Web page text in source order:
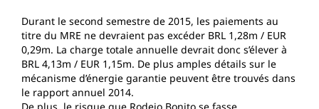
Durant le second semestre de 2015, les paiements au
titre du MRE ne devraient pas excéder BRL 1,28m / EUR
0,29m. La charge totale annuelle devrait donc s’élever à
BRL 4,13m / EUR 1,15m. De plus amples détails sur le
mécanisme d’énergie garantie peuvent être trouvés dans
le rapport annuel 2014.
De plus, le risque que Rodeio Bonito se fasse